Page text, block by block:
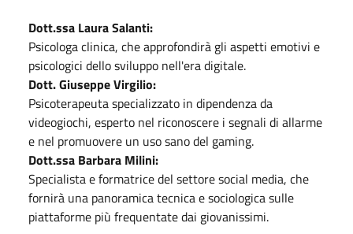
Dott.ssa Laura Salanti:
Psicologa clinica, che approfondirà gli aspetti emotivi e
psicologici dello sviluppo nell'era digitale.
Dott. Giuseppe Virgilio:
Psicoterapeuta specializzato in dipendenza da
videogiochi, esperto nel riconoscere i segnali di allarme
e nel promuovere un uso sano del gaming.
Dott.ssa Barbara Milini:
Specialista e formatrice del settore social media, che
fornirà una panoramica tecnica e sociologica sulle
piattaforme più frequentate dai giovanissimi.